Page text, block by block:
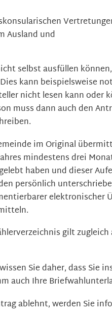
Ausland und
selbst ausfüllen
kann beispielsweise
nicht lesen kann oder
muss dann auch den
im Original
mindestens drei
haben und dieser
persönlich
elektronischer
gilt
Sie daher, dass Sie
auch Ihre
ablehnt, werden Sie